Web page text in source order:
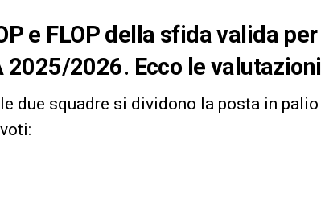
e FLOP della sfida valida per
2026. Ecco le valutazioni
due squadre si dividono la posta in palio